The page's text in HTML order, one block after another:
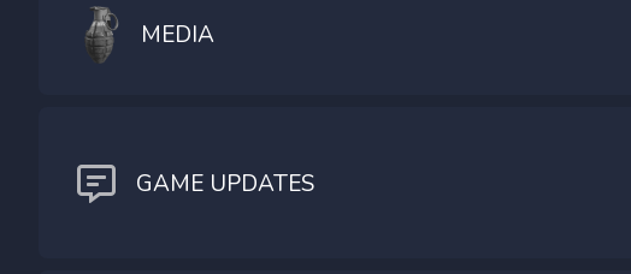
MEDIA
GAME UPDATES